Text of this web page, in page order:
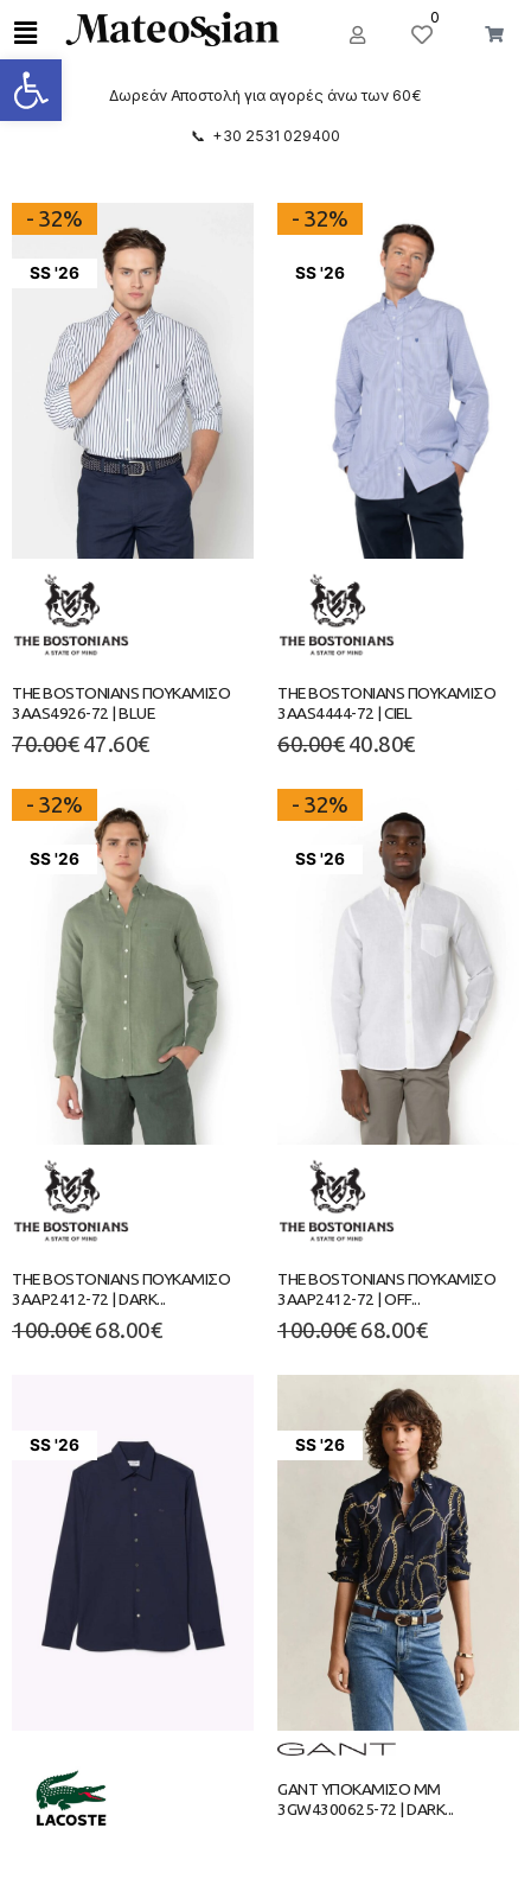
Ανοίξτε τη γραμμή εργαλείων
0
Δωρεάν Αποστολή για αγορές άνω των 60€
📞 +30 2531 029400
SS '26
- 32%
THE BOSTONIANS ΠΟΥΚΑΜΙΣΟ
3AAS4926-72 | BLUE
70.00€ 47.60€
SS '26
- 32%
THE BOSTONIANS ΠΟΥΚΑΜΙΣΟ
3AAS4444-72 | CIEL
60.00€ 40.80€
SS '26
- 32%
THE BOSTONIANS ΠΟΥΚΑΜΙΣΟ
3AAP2412-72 | DARK...
100.00€ 68.00€
SS '26
- 32%
THE BOSTONIANS ΠΟΥΚΑΜΙΣΟ
3AAP2412-72 | OFF...
100.00€ 68.00€
SS '26 SS '26
GANT ΥΠΟΚΑΜΙΣΟ ΜΜ
3GW4300625-72 | DARK...